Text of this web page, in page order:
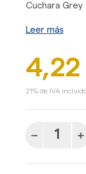
Cuchara Grey
Leer más
21% de IVA